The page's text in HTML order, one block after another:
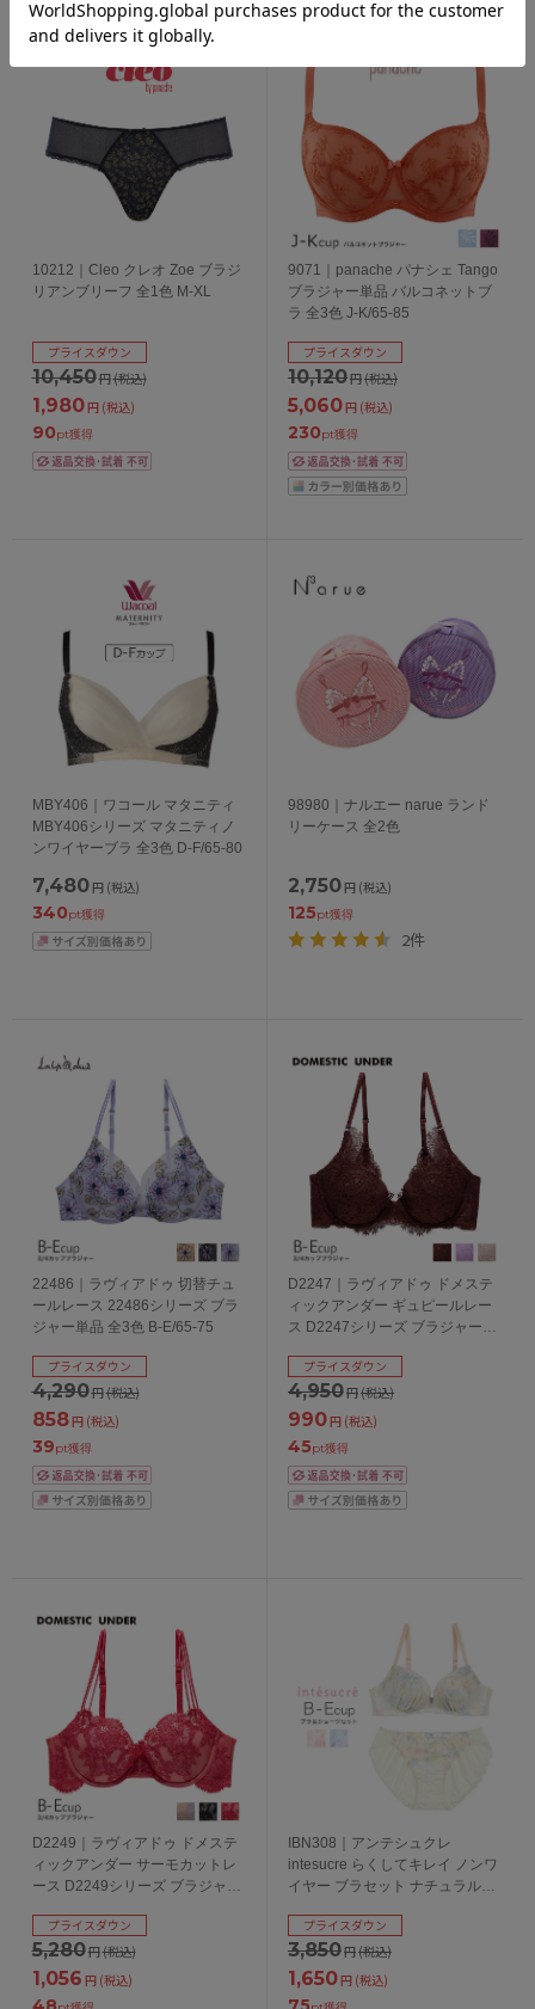
10212｜Cleo クレオ Zoe ブラジ
リアンブリーフ 全1色 M-XL
10,450円(税込)
プライスダウン
1,980円 (税込)
90pt獲得
9071｜panache パナシェ Tango
ブラジャー単品 バルコネットブ
ラ 全3色 J-K/65-85
10,120円(税込)
プライスダウン
5,060円 (税込)
230pt獲得
MBY406｜ワコール マタニティ
MBY406シリーズ マタニティノ
ンワイヤーブラ 全3色 D-F/65-80
7,480 円 (税込)
340pt獲得
98980｜ナルエー narue ランド
リーケース 全2色
2,750 円 (税込)
125pt獲得
2件
22486｜ラヴィアドゥ 切替チュ
ールレース 22486シリーズ ブラ
ジャー単品 全3色 B-E/65-75
4,290円(税込)
プライスダウン
858円 (税込)
39pt獲得
D2247｜ラヴィアドゥ ドメステ
ィックアンダー ギュピールレー
ス D2247シリーズ ブラジャー単
4,950円(税込)
プライスダウン
990円 (税込)
45pt獲得
D2249｜ラヴィアドゥ ドメステ
ィックアンダー サーモカットレ
ース D2249シリーズ ブラジャー
5,280円(税込)
プライスダウン
1,056 円 (税込)
IBN308｜アンテシュクレ
intesucre らくしてキレイ ノンワ
イヤー ブラセット ナチュラルバ
3,850円(税込)
プライスダウン
1,650円 (税込)